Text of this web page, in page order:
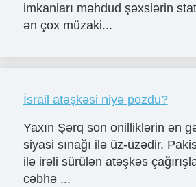
imkanları məhdud şəxslərin
ən çox müzaki...
İsrail atəşkəsi niyə pozdu?
Yaxın Şərq son onilliklərin ən
siyasi sınağı ilə üz-üzədir.
ilə irəli sürülən atəşkəs
cəbhə ...